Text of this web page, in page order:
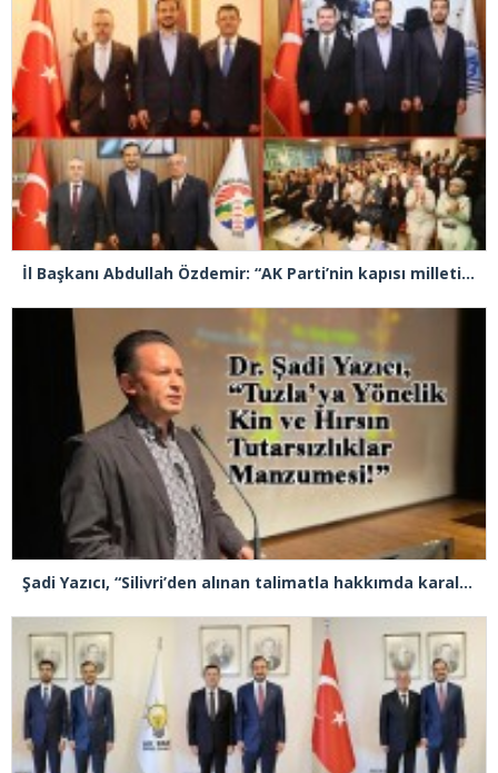
İl Başkanı Abdullah Özdemir: “AK Parti’nin kapısı milletine hizmet etmek isteyen herkese açıktır”
Şadi Yazıcı, “Silivri’den alınan talimatla hakkımda karalama kampanyası yürütülüyor”